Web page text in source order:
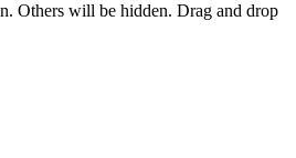
Others will be hidden. Drag and drop